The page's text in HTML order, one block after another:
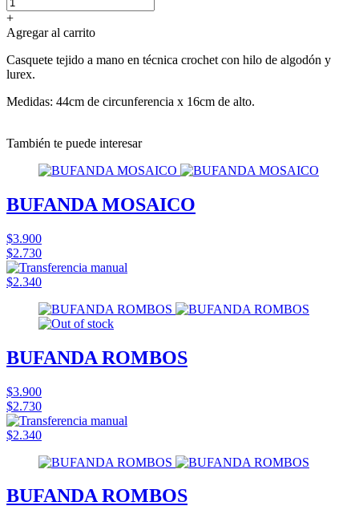
+
Agregar al carrito
Casquete tejido a mano en técnica crochet con hilo de algodón y
lurex.
Medidas: 44cm de circunferencia x 16cm de alto.
También te puede interesar
BUFANDA MOSAICO
$3.900
$2.730
$2.340
BUFANDA ROMBOS
$3.900
$2.730
$2.340
BUFANDA ROMBOS